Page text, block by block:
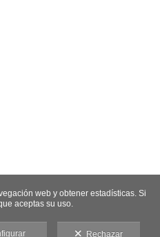
web y obtener estadísticas. Si
aceptas su uso.
Rechazar